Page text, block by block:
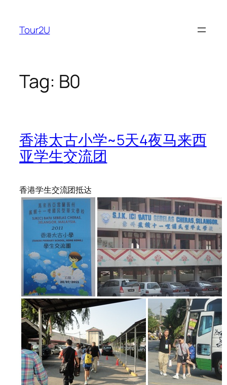
content
Tour2U
Tag: B0
香港太古小学~5天4夜马来西
亚学生交流团
香港学生交流团抵达